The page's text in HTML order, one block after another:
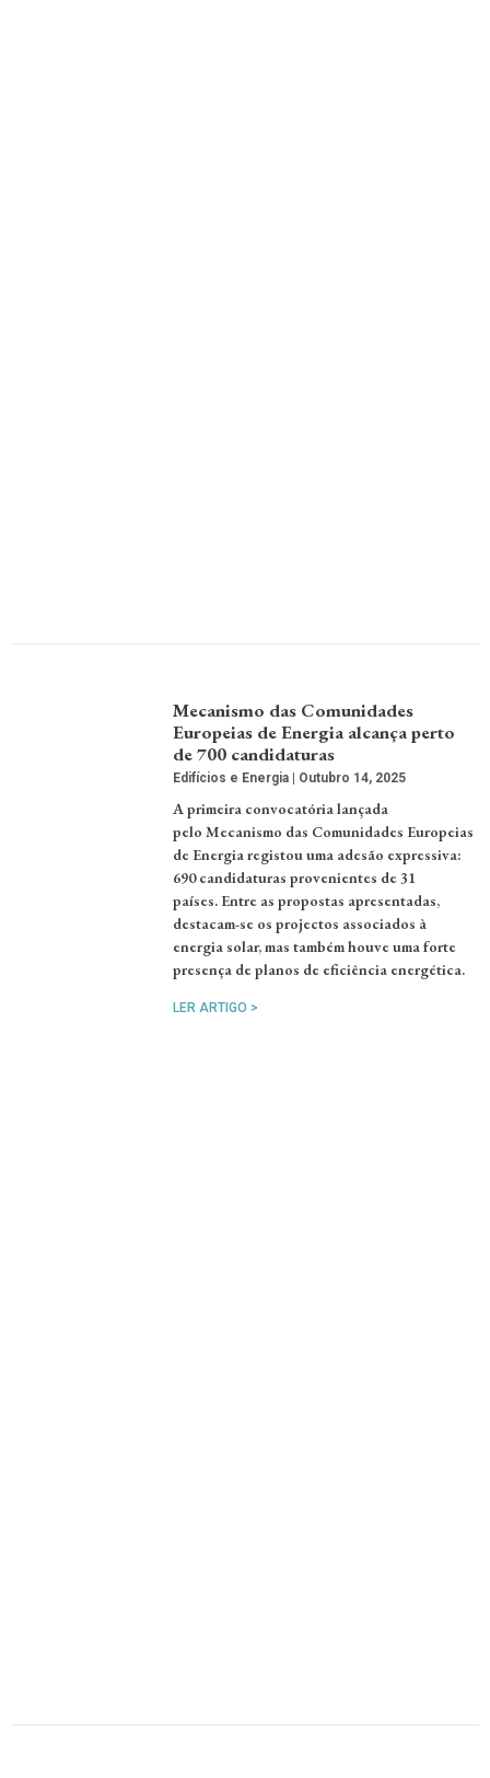
Mecanismo das Comunidades
Europeias de Energia alcança perto
de 700 candidaturas
Edifícios e Energia Outubro 14, 2025
A primeira convocatória lançada
pelo Mecanismo das Comunidades Europeias
de Energia registou uma adesão expressiva:
690 candidaturas provenientes de 31
países. Entre as propostas apresentadas,
destacam-se os projectos associados à
energia solar, mas também houve uma forte
presença de planos de eficiência energética.
LER ARTIGO >